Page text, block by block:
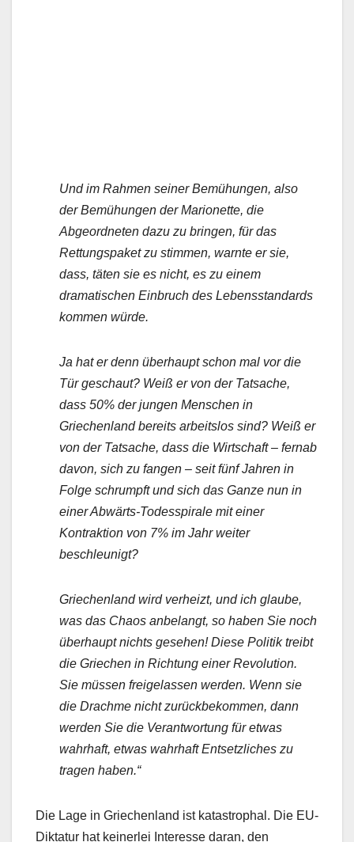
Und im Rahmen seiner Bemühungen, also
der Bemühungen der Marionette, die
Abgeordneten dazu zu bringen, für das
Rettungspaket zu stimmen, warnte er sie,
dass, täten sie es nicht, es zu einem
dramatischen Einbruch des Lebensstandards
kommen würde.
Ja hat er denn überhaupt schon mal vor die
Tür geschaut? Weiß er von der Tatsache,
dass 50% der jungen Menschen in
Griechenland bereits arbeitslos sind? Weiß er
von der Tatsache, dass die Wirtschaft – fernab
davon, sich zu fangen – seit fünf Jahren in
Folge schrumpft und sich das Ganze nun in
einer Abwärts-Todesspirale mit einer
Kontraktion von 7% im Jahr weiter
beschleunigt?
Griechenland wird verheizt, und ich glaube,
was das Chaos anbelangt, so haben Sie noch
überhaupt nichts gesehen! Diese Politik treibt
die Griechen in Richtung einer Revolution.
Sie müssen freigelassen werden. Wenn sie
die Drachme nicht zurückbekommen, dann
werden Sie die Verantwortung für etwas
wahrhaft, etwas wahrhaft Entsetzliches zu
tragen haben.“
Die Lage in Griechenland ist katastrophal. Die EU-
Diktatur hat keinerlei Interesse daran, den